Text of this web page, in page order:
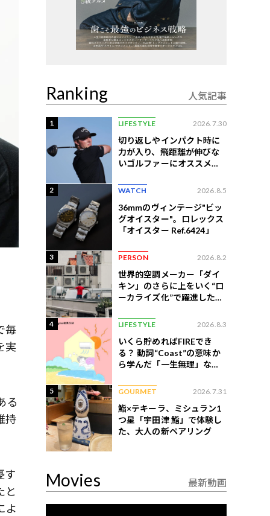
毎
実
る
持
す
と
よ
Ranking 人気記事
1 LIFESTYLE 2026.7.30
切り返しやインパクト時に
力が入り、飛距離が伸びな
いゴルファーにオススメの
2 WATCH 2026.8.5
36mmのヴィンテージ"ビッ
グオイスター"。ロレックス
「オイスター Ref.6424」
3 PERSON 2026.8.2
世界的空調メーカー「ダイ
キン」のさらに上をいく“ロ
ーカライズ化”で躍進したイ
4 LIFESTYLE 2026.8.3
いくら貯めればFIREでき
る？ 動詞“Coast”の意味か
ら学んだ「一生無理」な切
5 GOURMET 2026.7.31
鮨×テキーラ、ミシュラン1
つ星「宇田津 鮨」で体験し
た、大人の新ペアリング
Movies 最新動画